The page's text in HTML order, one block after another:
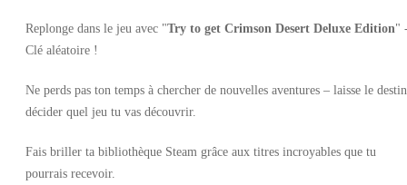
Replonge dans le jeu avec "Try to get Crimson Desert Deluxe Edition"
Clé aléatoire !
Ne perds pas ton temps à chercher de nouvelles aventures – laisse le destin
décider quel jeu tu vas découvrir.
Fais briller ta bibliothèque Steam grâce aux titres incroyables que tu
pourrais recevoir.